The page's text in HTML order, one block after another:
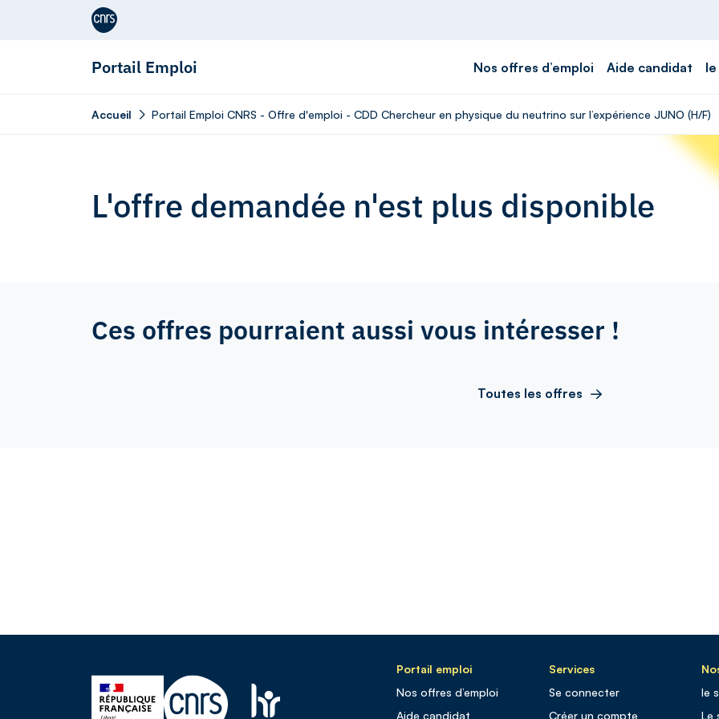
Aller au contenu
Portail Emploi Nos offres d’emploi Aide candidat
Accueil Portail Emploi CNRS - Offre d'emploi - CDD Chercheur en physique du neutrino sur l’expérience JUNO (H/F)
L'offre demandée n'est plus disponible
Ces offres pourraient aussi vous intéresser !
Toutes les offres
Portail emploi
Nos offres d’emploi
Aide candidat
Services
Se connecter
Créer un compte
le
Le